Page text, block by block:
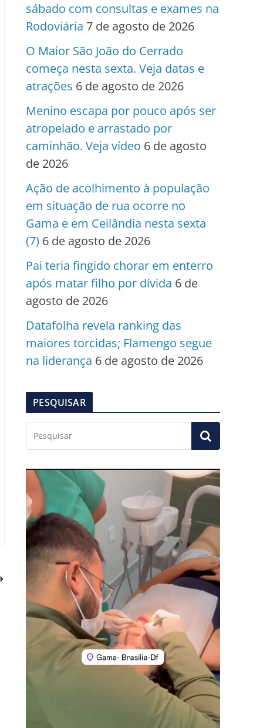
sábado com consultas e exames na
Rodoviária 7 de agosto de 2026
O Maior São João do Cerrado
começa nesta sexta. Veja datas e
atrações 6 de agosto de 2026
Menino escapa por pouco após ser
atropelado e arrastado por
caminhão. Veja vídeo 6 de agosto
de 2026
Ação de acolhimento à população
em situação de rua ocorre no
Gama e em Ceilândia nesta sexta
(7) 6 de agosto de 2026
Pai teria fingido chorar em enterro
após matar filho por dívida 6 de
agosto de 2026
Datafolha revela ranking das
maiores torcidas; Flamengo segue
na liderança 6 de agosto de 2026
PESQUISAR